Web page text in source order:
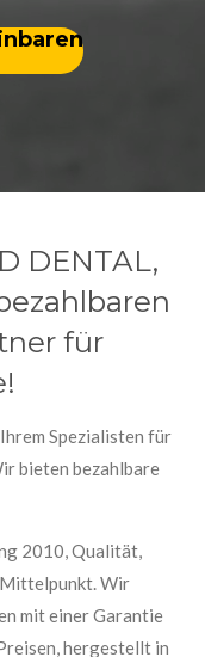
DENTAL,
für
Spezialisten für
bieten bezahlbare
2010,Qualität,
Wir
mit einerGarantie
hergestellt in